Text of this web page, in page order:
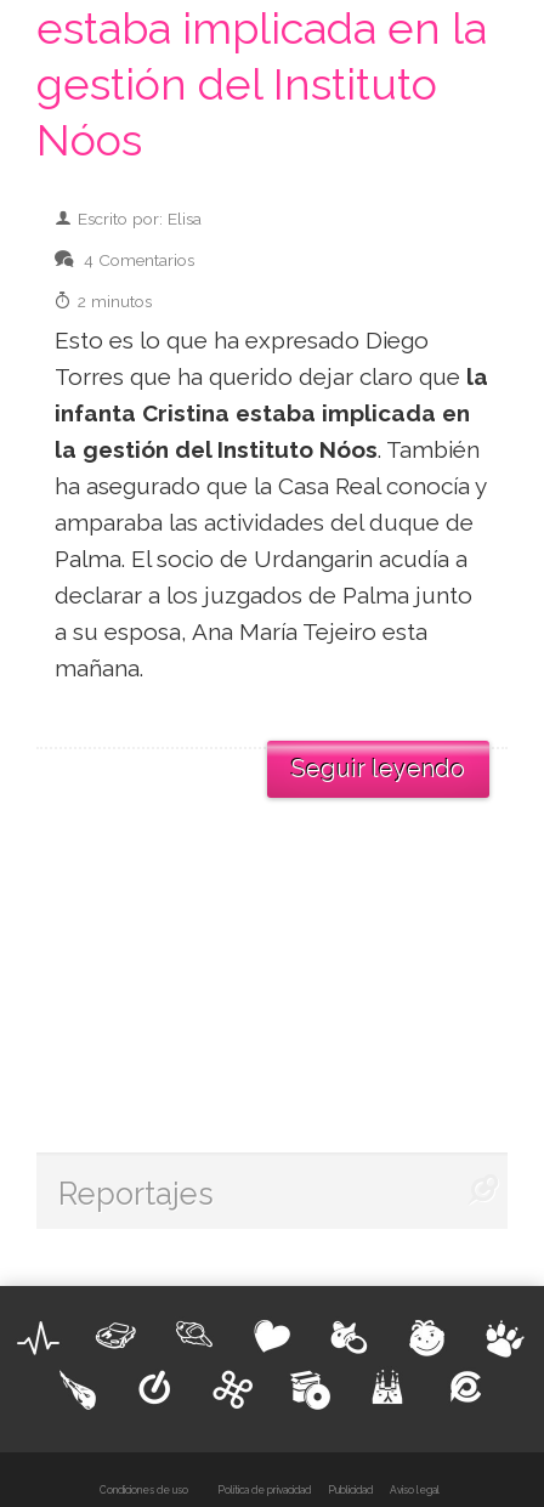
estaba implicada en la
gestión del Instituto
Nóos
Escrito por: Elisa
4 Comentarios
2 minutos
Esto es lo que ha expresado Diego
Torres que ha querido dejar claro que la
infanta Cristina estaba implicada en
la gestión del Instituto Nóos. También
ha asegurado que la Casa Real conocía y
amparaba las actividades del duque de
Palma. El socio de Urdangarin acudía a
declarar a los juzgados de Palma junto
a su esposa, Ana María Tejeiro esta
mañana.
Seguir leyendo
Reportajes
Condiciones de uso Política de privacidad Publicidad Aviso legal